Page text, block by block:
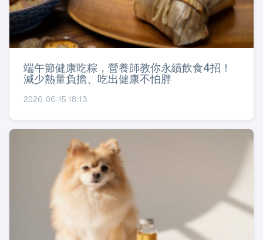
端午節健康吃粽，營養師教你永續飲食4招！
減少熱量負擔、吃出健康不怕胖
2026-06-15 18:13